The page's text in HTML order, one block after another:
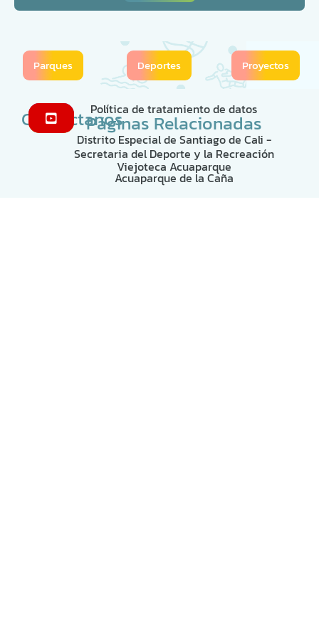
Parques Deportes Proyectos
ContáctanosPolítica de tratamiento de datos
Páginas Relacionadas
Distrito Especial de Santiago de Cali -
Secretaria del Deporte y la Recreación
Viejoteca Acuaparque
Acuaparque de la Caña